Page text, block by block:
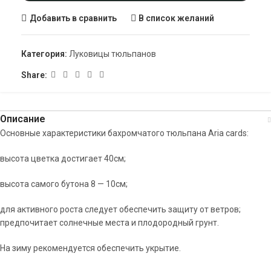
Добавить в сравнить В список желаний
Категория: Луковицы тюльпанов
Share:
Описание
Основные характеристики бахромчатого тюльпана Aria cards:
высота цветка достигает 40см;
высота самого бутона 8 — 10см;
для активного роста следует обеспечить защиту от ветров;
предпочитает солнечные места и плодородный грунт.
На зиму рекомендуется обеспечить укрытие.